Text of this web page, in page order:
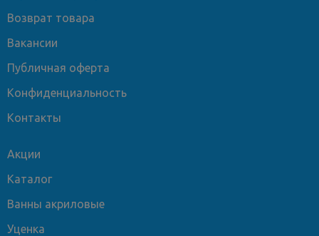
Возврат товара
Вакансии
Публичная оферта
Конфиденциальность
Контакты
Акции
Каталог
Ванны акриловые
Уценка